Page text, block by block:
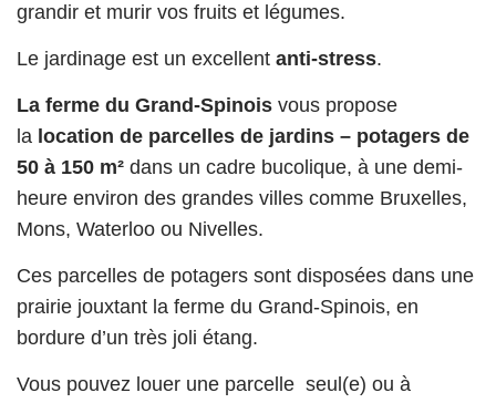
grandir et murir vos fruits et légumes.
Le jardinage est un excellent anti-stress.
La ferme du Grand-Spinois vous propose
la location de parcelles de jardins – potagers de
50 à 150 m² dans un cadre bucolique, à une demi-
heure environ des grandes villes comme Bruxelles,
Mons, Waterloo ou Nivelles.
Ces parcelles de potagers sont disposées dans une
prairie jouxtant la ferme du Grand-Spinois, en
bordure d’un très joli étang.
Vous pouvez louer une parcelle seul(e) ou à